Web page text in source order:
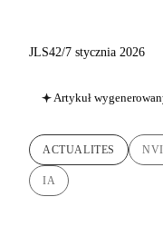
JLS42/7 stycznia 2026
Artykuł
ACTUALITES
IA